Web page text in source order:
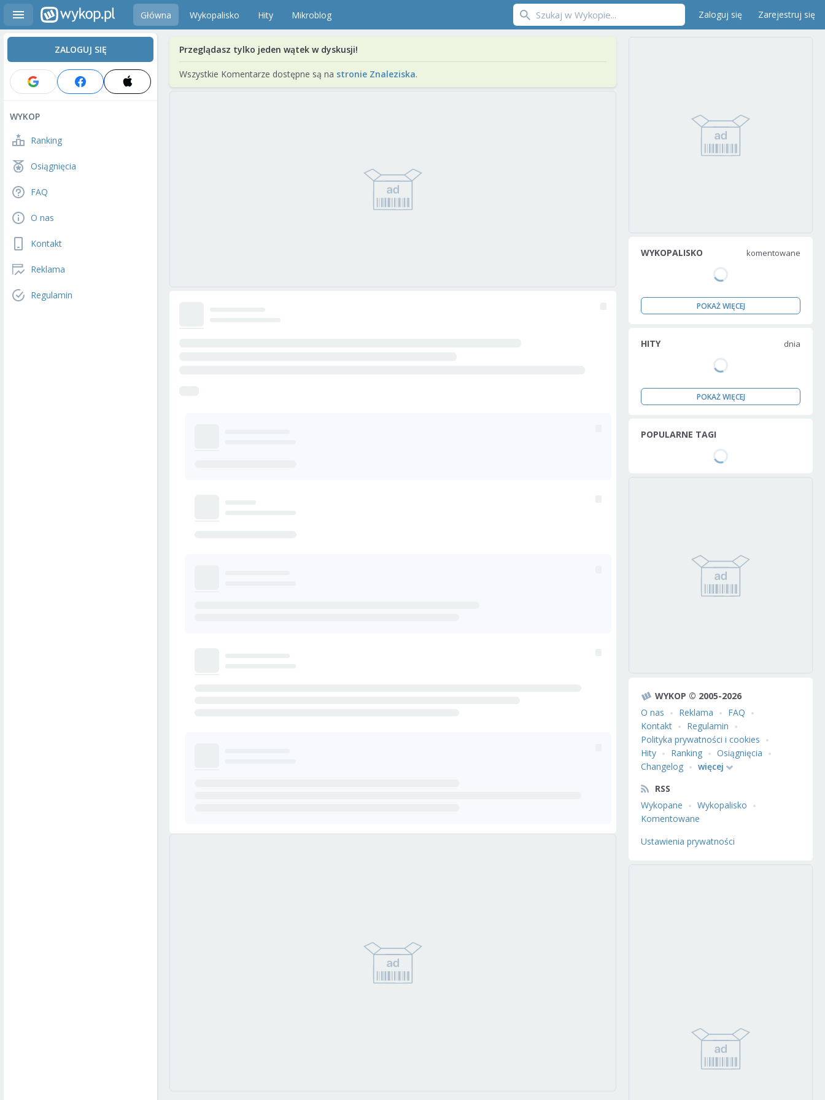
Główna Wykopalisko Hity Mikroblog Zaloguj się Zarejestruj się
ZALOGUJ SIĘ
WYKOP
Ranking
Osiągnięcia
FAQ
O nas
Kontakt
Reklama
Regulamin
Przeglądasz tylko jeden wątek w dyskusji!
Wszystkie Komentarze dostępne są na stronie Znaleziska.
WYKOPALISKO komentowane
POKAŻ WIĘCEJ
HITY dnia
POKAŻ WIĘCEJ
POPULARNE TAGI
WYKOP © 2005-2026
O nas
Reklama
FAQ
Kontakt
Regulamin
Polityka prywatności i cookies
Hity
Ranking
Osiągnięcia
Changelog
więcej
RSS
Wykopane
Wykopalisko
Komentowane
Ustawienia prywatności